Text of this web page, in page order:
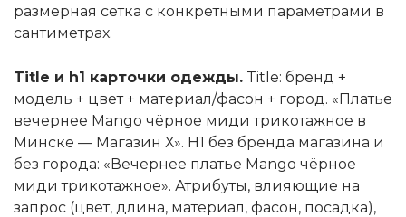
размерная сетка с конкретными параметрами в
сантиметрах.
Title и h1 карточки одежды. Title: бренд +
модель + цвет + материал/фасон + город. «Платье
вечернее Mango чёрное миди трикотажное в
Минске — Магазин Х». H1 без бренда магазина и
без города: «Вечернее платье Mango чёрное
миди трикотажное». Атрибуты, влияющие на
запрос (цвет, длина, материал, фасон, посадка),